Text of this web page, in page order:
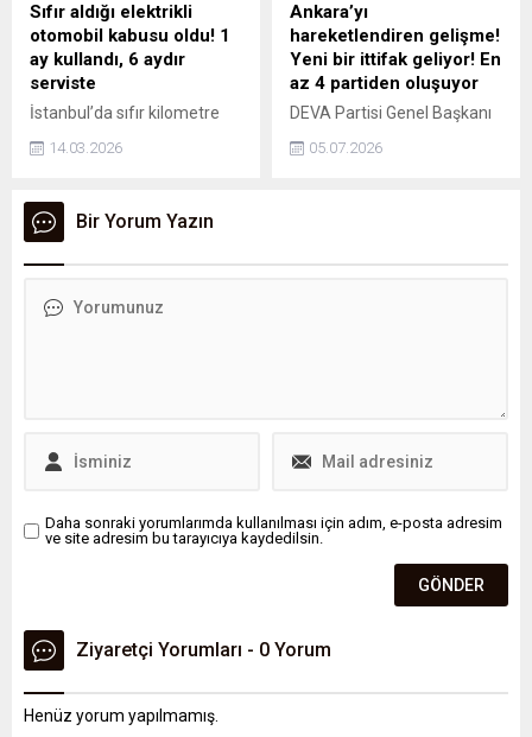
Sıfır aldığı elektrikli
otomobil kabusu oldu! 1
ay kullandı, 6 aydır
serviste
İstanbul’da sıfır kilometre
İbrahim Ak, otomobilin kısa
yaklaşık 6 aydır servisten
teslim edilmediğini iddia etti.
başlattı.
14.03.2026
Ankara’yı
hareketlendiren gelişme!
Yeni bir ittifak geliyor! En
az 4 partiden oluşuyor
DEVA Partisi Genel Başkanı
ittifak üzerinde çalıştıklarını
05.07.2026
Bir Yorum Yazın
Daha sonraki yorumlarımda kullanılması için adım, e-posta adresim
ve site adresim bu tarayıcıya kaydedilsin.
Ziyaretçi Yorumları - 0 Yorum
Henüz yorum yapılmamış.